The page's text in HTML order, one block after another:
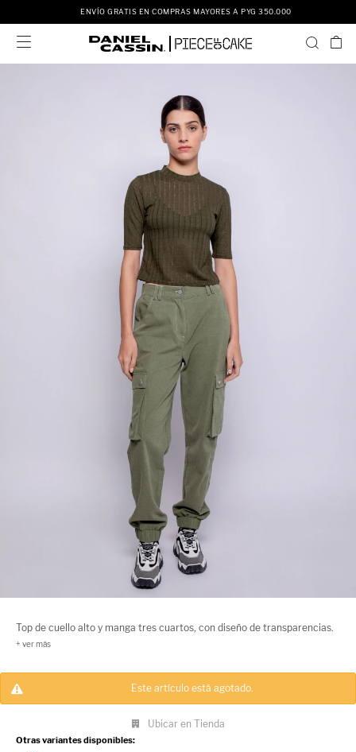
ENVÍO GRATIS EN COMPRAS MAYORES A PYG 350.000

Top de cuello alto y manga tres cuartos, con diseño de transparencias.
Este artículo está agotado.
Ubicar en Tienda
Otras variantes disponibles: